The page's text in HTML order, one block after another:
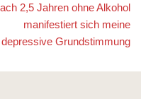
2,5 Jahren ohne Alkohol
manifestiert sich meine
depressive Grundstimmung